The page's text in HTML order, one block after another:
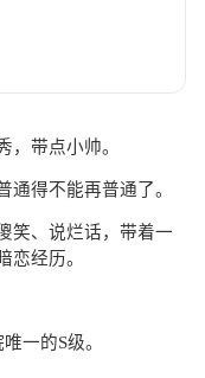
，带点小帅。
通得不能再普通了。
笑、说烂话，带着一
恋经历。
一的S级。